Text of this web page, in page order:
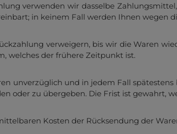
verwenden wir dasselbe
in keinem Fall werden Ihnen wegen
verweigern, bis wir die Waren
welches der frühere Zeitpunkt ist.
unverzüglich und in jedem Fall
oder zu übergeben. Die Frist ist gewahrt,
Kosten der Rücksendung der